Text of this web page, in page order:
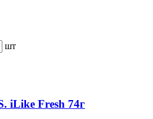
шт
iLike Fresh 74г